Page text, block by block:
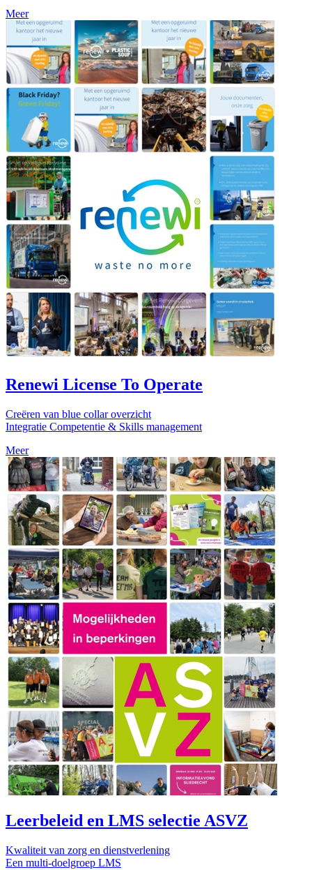
Meer
Renewi License To Operate
Creëren van blue collar overzicht
Integratie Competentie & Skills management
Meer
Leerbeleid en LMS selectie ASVZ
Kwaliteit van zorg en dienstverlening
Een multi-doelgroep LMS